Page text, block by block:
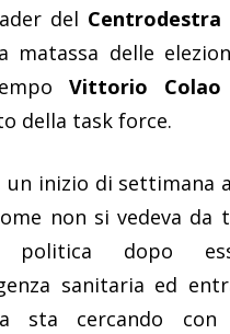
del Centrodestra
matassa delle
Vittorio Colao
della task force.
un inizio di settimana
non si vedeva da
dopo
sanitaria ed
sta cercando